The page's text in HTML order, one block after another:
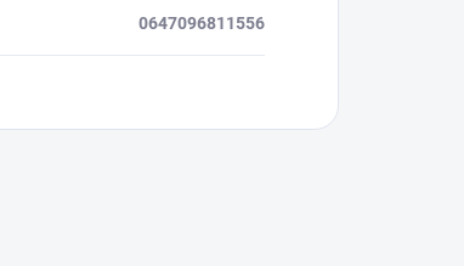
0647096811556